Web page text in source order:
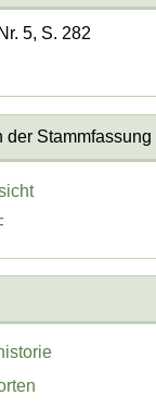
5, S. 282
der Stammfassung